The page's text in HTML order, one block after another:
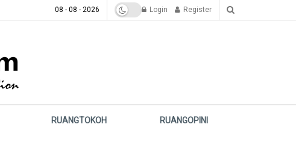
08 - 08 - 2026 Login Register
RUANGTOKOH RUANGOPINI